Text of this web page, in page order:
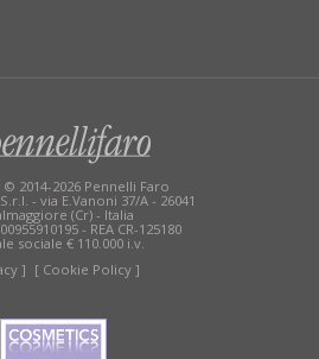
2014-2026 Pennelli Faro
- via E.Vanoni 37/A - 26041
(Cr) - Italia
- REA CR-125180
sociale € 110.000 i.v.
] [ Cookie Policy ]